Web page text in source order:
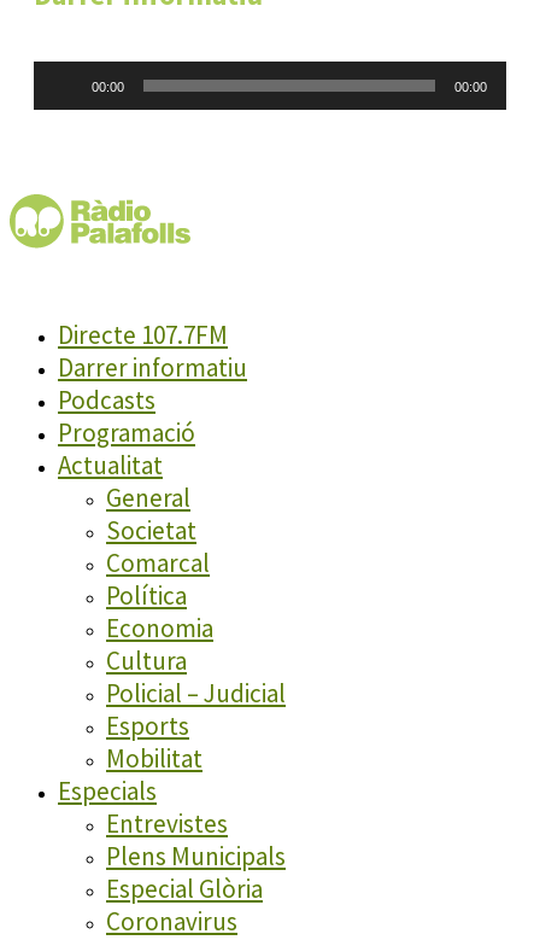
00:00 00:00
Directe 107.7FM
Darrer informatiu
Podcasts
Programació
Actualitat
General
Societat
Comarcal
Política
Economia
Cultura
Policial – Judicial
Esports
Mobilitat
Especials
Entrevistes
Plens Municipals
Especial Glòria
Coronavirus